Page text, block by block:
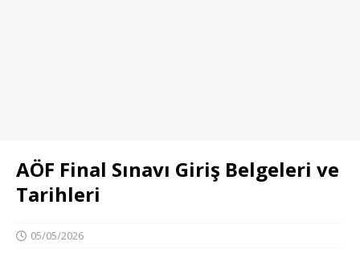
AÖF Final Sınavı Giriş Belgeleri ve
Tarihleri
05/05/2026